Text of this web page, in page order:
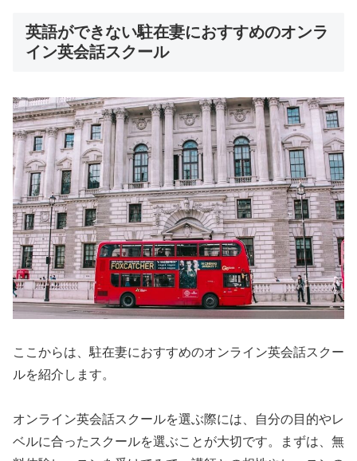
英語ができない駐在妻におすすめのオンラ
イン英会話スクール
ここからは、駐在妻におすすめのオンライン英会話スクー
ルを紹介します。
オンライン英会話スクールを選ぶ際には、自分の目的やレ
ベルに合ったスクールを選ぶことが大切です。まずは、無